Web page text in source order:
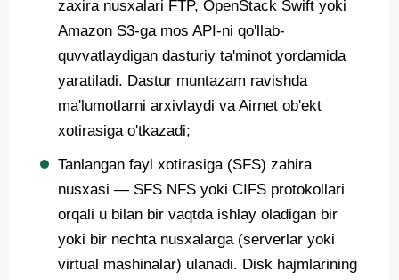
zaxira nusxalari FTP, OpenStack Swift yoki
Amazon S3-ga mos API-ni qo'llab-
quvvatlaydigan dasturiy ta'minot yordamida
yaratiladi. Dastur muntazam ravishda
ma'lumotlarni arxivlaydi va Airnet ob'ekt
xotirasiga o'tkazadi;
Tanlangan fayl xotirasiga (SFS) zahira
nusxasi — SFS NFS yoki CIFS protokollari
orqali u bilan bir vaqtda ishlay oladigan bir
yoki bir nechta nusxalarga (serverlar yoki
virtual mashinalar) ulanadi. Disk hajmlarining